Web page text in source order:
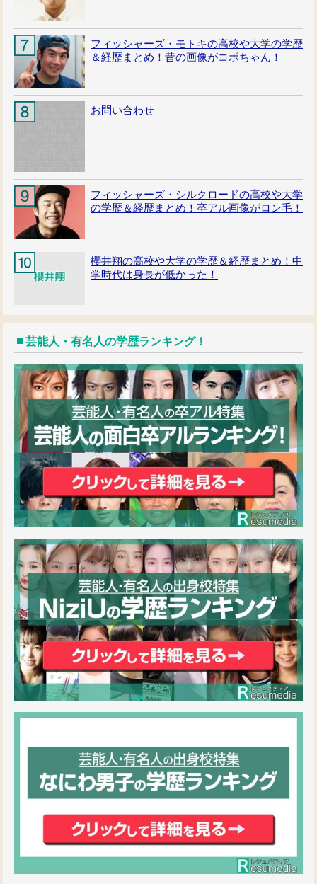
フィッシャーズ・モトキの高校や大学の学歴
＆経歴まとめ！昔の画像がコボちゃん！
お問い合わせ
フィッシャーズ・シルクロードの高校や大学
の学歴＆経歴まとめ！卒アル画像がロン毛！
櫻井翔の高校や大学の学歴＆経歴まとめ！中
学時代は身長が低かった！
芸能人・有名人の学歴ランキング！